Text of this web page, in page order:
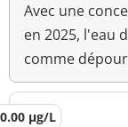
Avec une
en 2025, l'eau
comme
0.00 µg/L